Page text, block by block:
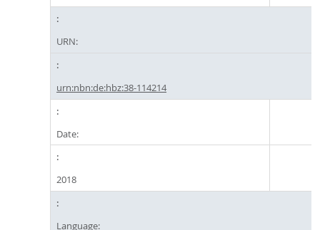
URN:
urn:nbn:de:hbz:38-114214
Date:
2018
Language: